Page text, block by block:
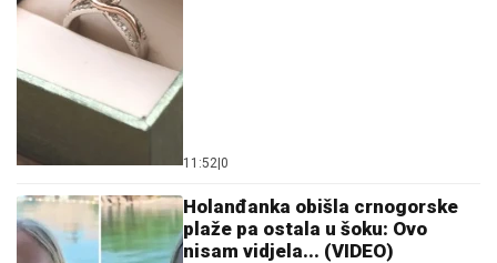
11:52|0
Holanđanka obišla crnogorske
plaže pa ostala u šoku: Ovo
nisam vidjela... (VIDEO)